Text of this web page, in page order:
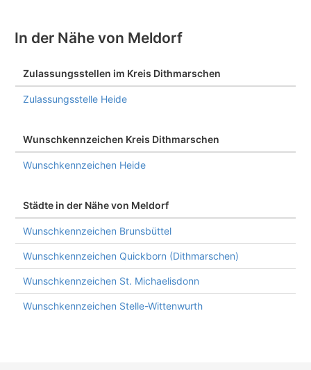
In der Nähe von Meldorf
Zulassungsstellen im Kreis Dithmarschen
Zulassungsstelle Heide
Wunschkennzeichen Kreis Dithmarschen
Wunschkennzeichen Heide
Städte in der Nähe von Meldorf
Wunschkennzeichen Brunsbüttel
Wunschkennzeichen Quickborn (Dithmarschen)
Wunschkennzeichen St. Michaelisdonn
Wunschkennzeichen Stelle-Wittenwurth